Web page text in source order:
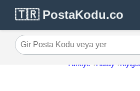
🇹🇷 PostaKodu.co
Gir Posta Kodu veya yer
Türkiye Hatay